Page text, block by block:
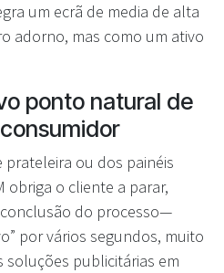
um ecrã de media de alta
adorno, mas como um ativo
ponto natural de
ou dos painéis
obriga o cliente a parar,
do processo—
por vários segundos, muito
soluções publicitárias em